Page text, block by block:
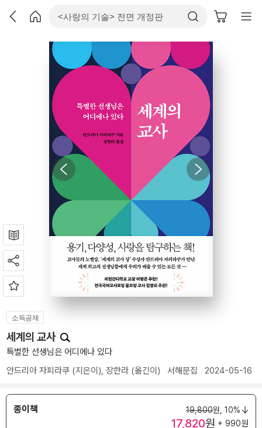
소득공제
세계의 교사
특별한 선생님은 어디에나 있다
안드리아 자피라쿠 (지은이), 장한라 (옮긴이) 서해문집 2024-05-16
종이책 19,800원, 10%
17,820원 + 990원